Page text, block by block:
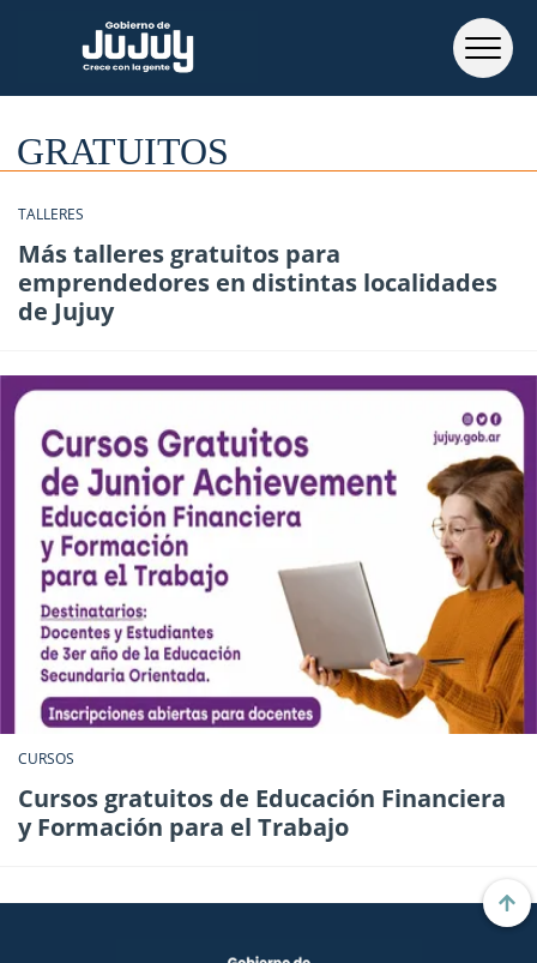
GRATUITOS
TALLERES
Más talleres gratuitos para
emprendedores en distintas localidades
de Jujuy
CURSOS
Cursos gratuitos de Educación Financiera
y Formación para el Trabajo